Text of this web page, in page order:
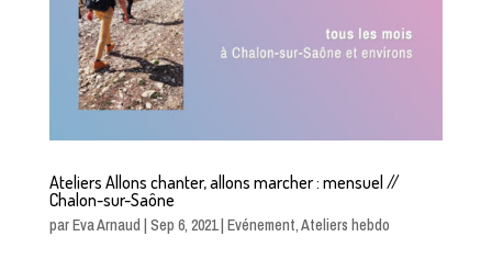
Ateliers Allons chanter, allons marcher : mensuel //
Chalon-sur-Saône
parEva Arnaud Sep 6, 2021| Evénement,Ateliers hebdo